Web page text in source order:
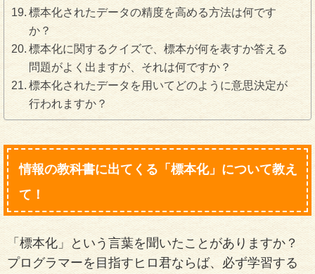
標本化されたデータの精度を高める方法は何です
か？
標本化に関するクイズで、標本が何を表すか答える
問題がよく出ますが、それは何ですか？
標本化されたデータを用いてどのように意思決定が
行われますか？
情報の教科書に出てくる「標本化」について教え
て！
「標本化」という言葉を聞いたことがありますか？
プログラマーを目指すヒロ君ならば、必ず学習する